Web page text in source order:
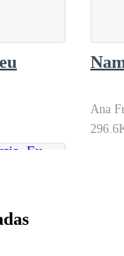
as despesas de
o juros! E a
Ana